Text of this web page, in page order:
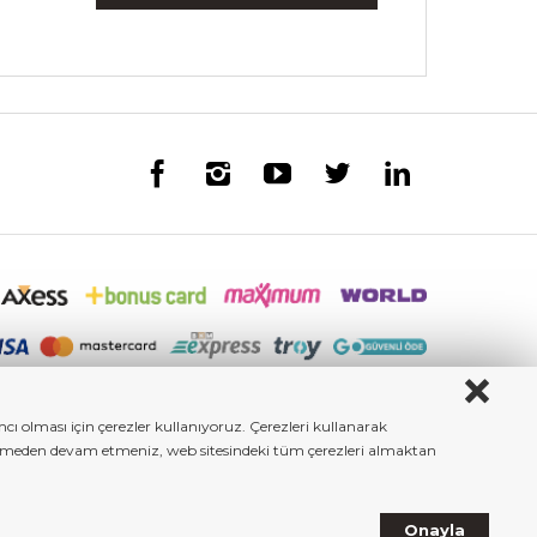
Onayla
olması için çerezler kullanıyoruz. Çerezleri kullanarak
devam etmeniz, web sitesindeki tüm çerezleri almaktan